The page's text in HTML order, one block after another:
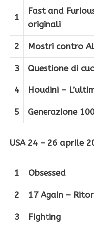
1
Fast and
originali
2 Mostri contro
3 Questione di
4 Houdini –
5 Generazione
USA 24 – 26 aprile
1 Obsessed
2 17 Again –
3 Fighting